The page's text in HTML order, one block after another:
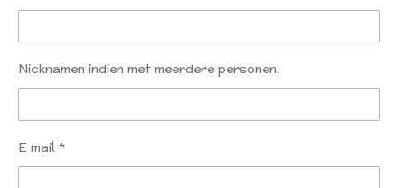
Nicknamen indien met meerdere personen.
E mail *